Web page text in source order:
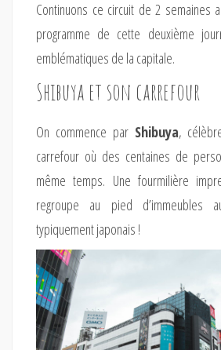
Continuons ce circuit de 2 semaines
programme de cette deuxième
emblématiques de la capitale.
Shibuya et son carrefour
On commence par Shibuya,
carrefour où des centaines de
même temps. Une fourmilière
regroupe au pied d’immeubles
typiquement japonais !